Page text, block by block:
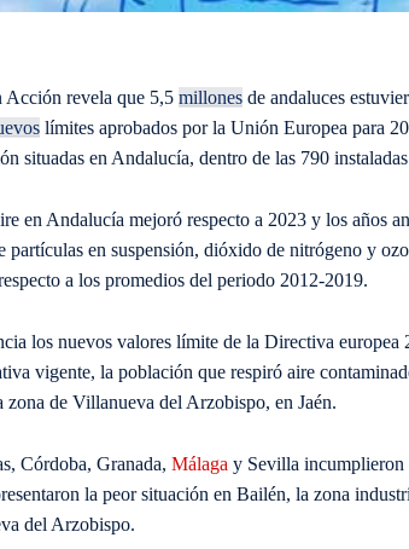
Acción revela que 5,5 millones de andaluces
límites aprobados por la Unión Europea para
situadas en Andalucía, dentro de las 790
en Andalucía mejoró respecto a 2023 y los años
partículas en suspensión, dióxido de nitrógeno y
a los promedios del periodo 2012-2019.
los nuevos valores límite de la Directiva europea
vigente, la población que respiró aire
zona de Villanueva del Arzobispo, en Jaén.
Córdoba, Granada, Málaga y Sevilla incumplieron
la peor situación en Bailén, la zona
del Arzobispo.